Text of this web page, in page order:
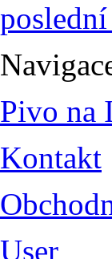
Pivo na
Kontakt
User